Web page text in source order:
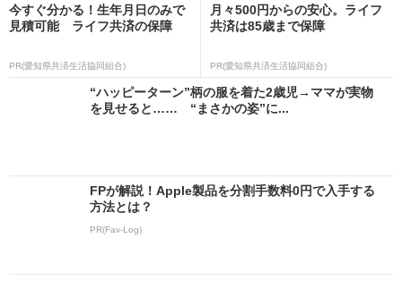
今すぐ分かる！生年月日のみで
見積可能 ライフ共済の保障
PR(愛知県共済生活協同組合)
月々500円からの安心。ライフ
共済は85歳まで保障
PR(愛知県共済生活協同組合)
“ハッピーターン”柄の服を着た2歳児→ママが実物
を見せると…… “まさかの姿”に...
FPが解説！Apple製品を分割手数料0円で入手する
方法とは？
PR(Fav-Log)